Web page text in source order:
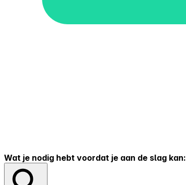
Wat je nodig hebt voordat je aan de slag kan: